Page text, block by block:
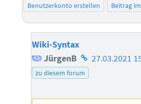
Benutzerkonto erstellen
Beitrag
Wiki-Syntax
JürgenB Homepage
des
27.03.2021
zu diesem forum